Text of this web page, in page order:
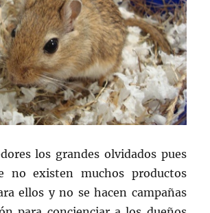
los grandes olvidados pues
no existen muchos productos
ellos y no se hacen campañas